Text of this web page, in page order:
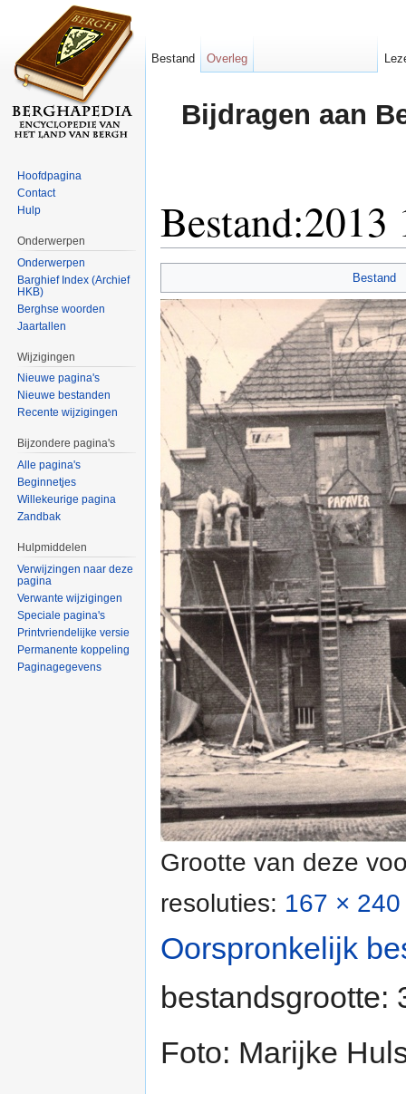
Bijdragen aan
Bestand:2013
Bestand
Grootte van deze
resoluties: 167 ×
Oorspronkelijk
bestandsgrootte:
Foto: Marijke
Bestand Overleg
Hoofdpagina
Contact
Hulp
Onderwerpen
Onderwerpen
Barghief Index (Archief
HKB)
Berghse woorden
Jaartallen
Wijzigingen
Nieuwe pagina's
Nieuwe bestanden
Recente wijzigingen
Bijzondere pagina's
Alle pagina's
Beginnetjes
Willekeurige pagina
Zandbak
Hulpmiddelen
Verwijzingen naar deze
pagina
Verwante wijzigingen
Speciale pagina's
Printvriendelijke versie
Permanente koppeling
Paginagegevens